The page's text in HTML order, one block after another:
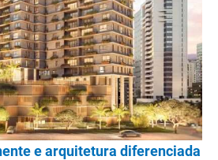
e arquitetura diferenciada